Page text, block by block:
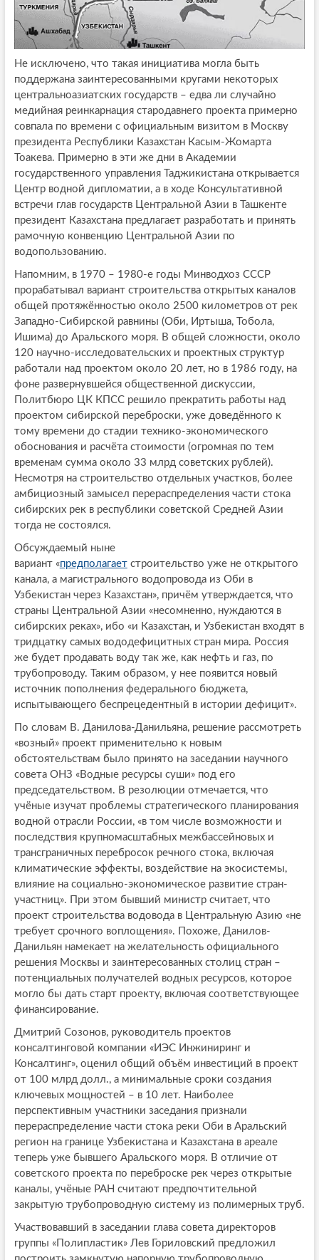
Не исключено, что такая инициатива могла быть
поддержана заинтересованными кругами некоторых
центральноазиатских государств – едва ли случайно
медийная реинкарнация стародавнего проекта примерно
совпала по времени с официальным визитом в Москву
президента Республики Казахстан Касым-Жомарта
Тоакева. Примерно в эти же дни в Академии
государственного управления Таджикистана открывается
Центр водной дипломатии, а в ходе Консультативной
встречи глав государств Центральной Азии в Ташкенте
президент Казахстана предлагает разработать и принять
рамочную конвенцию Центральной Азии по
водопользованию.
Напомним, в 1970 – 1980-е годы Минводхоз СССР
прорабатывал вариант строительства открытых каналов
общей протяжённостью около 2500 километров от рек
Западно-Сибирской равнины (Оби, Иртыша, Тобола,
Ишима) до Аральского моря. В общей сложности, около
120 научно-исследовательских и проектных структур
работали над проектом около 20 лет, но в 1986 году, на
фоне развернувшейся общественной дискуссии,
Политбюро ЦК КПСС решило прекратить работы над
проектом сибирской переброски, уже доведённого к
тому времени до стадии технико-экономического
обоснования и расчёта стоимости (огромная по тем
временам сумма около 33 млрд советских рублей).
Несмотря на строительство отдельных участков, более
амбициозный замысел перераспределения части стока
сибирских рек в республики советской Средней Азии
тогда не состоялся.
Обсуждаемый ныне
вариант «предполагаетстроительство уже не открытого
канала, а магистрального водопровода из Оби в
Узбекистан через Казахстан», причём утверждается, что
страны Центральной Азии «несомненно, нуждаются в
сибирских реках», ибо «и Казахстан, и Узбекистан входят в
тридцатку самых вододефицитных стран мира. Россия
же будет продавать воду так же, как нефть и газ, по
трубопроводу. Таким образом, у нее появится новый
источник пополнения федерального бюджета,
испытывающего беспрецедентный в истории дефицит».
По словам В. Данилова-Данильяна, решение рассмотреть
«возный» проект применительно к новым
обстоятельствам было принято на заседании научного
совета ОНЗ «Водные ресурсы суши» под его
председательством. В резолюции отмечается, что
учёные изучат проблемы стратегического планирования
водной отрасли России, «в том числе возможности и
последствия крупномасштабных межбассейновых и
трансграничных перебросок речного стока, включая
климатические эффекты, воздействие на экосистемы,
влияние на социально-экономическое развитие стран-
участниц». При этом бывший министр считает, что
проект строительства водовода в Центральную Азию «не
требует срочного воплощения». Похоже, Данилов-
Данильян намекает на желательность официального
решения Москвы и заинтересованных столиц стран –
потенциальных получателей водных ресурсов, которое
могло бы дать старт проекту, включая соответствующее
финансирование.
Дмитрий Созонов, руководитель проектов
консалтинговой компании «ИЭС Инжиниринг и
Консалтинг», оценил общий объём инвестиций в проект
от 100 млрд долл., а минимальные сроки создания
ключевых мощностей – в 10 лет. Наиболее
перспективным участники заседания признали
перераспределение части стока реки Оби в Аральский
регион на границе Узбекистана и Казахстана в ареале
теперь уже бывшего Аральского моря. В отличие от
советского проекта по переброске рек через открытые
каналы, учёные РАН считают предпочтительной
закрытую трубопроводную систему из полимерных труб.
Участвовавший в заседании глава совета директоров
группы «Полипластик» Лев Гориловский предложил